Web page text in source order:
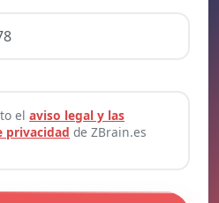
elaviso legal y las
privacidad de ZBrain.es